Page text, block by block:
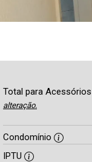
Total para Acessórios
alteração.
Condomínio
IPTU